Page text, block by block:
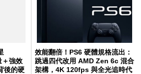
強效
後的硬
效能翻倍！PS6 硬體規格流出：
跳過四代改用 AMD Zen 6c 混合
架構，4K 120fps 與全光追時代